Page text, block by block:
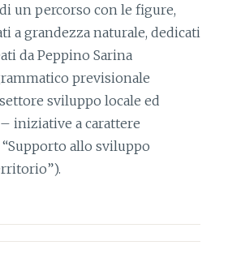
un percorso con le figure,
a grandezza naturale, dedicati
da Peppino Sarina
previsionale
sviluppo locale ed
iniziative a carattere
allo sviluppo